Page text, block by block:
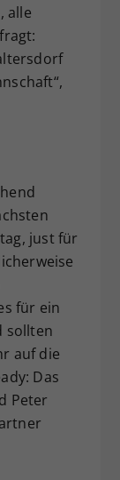
alle
just für
für ein
sollten
auf die
Das
Peter